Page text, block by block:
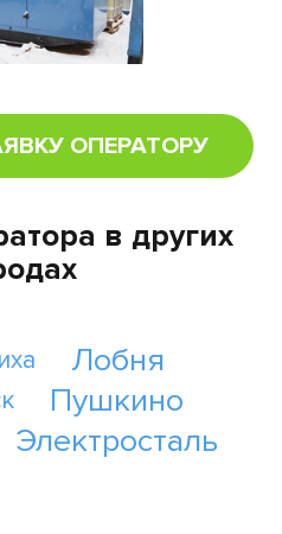
ОПЕРАТОРУ
в других
Лобня
Пушкино
Электросталь